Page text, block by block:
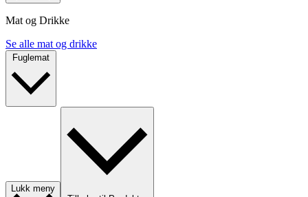
Mat og Drikke
Se alle mat og drikke
Lukk meny